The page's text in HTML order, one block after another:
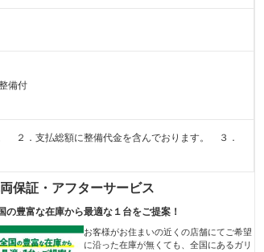
備付
２．支払総額に整備代金を含んでおります。 ３．
保証・アフターサービス
の豊富な在庫から最適な１台をご提案！
お客様がお住まいの近くの店舗にてご希望
に沿った在庫が無くても、全国にあるガリ